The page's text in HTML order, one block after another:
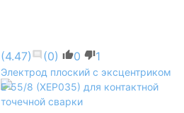
(4.47) (0) 0 1
Электрод плоский с эксцентриком
E-55/8 (XEP035) для контактной
точечной сварки